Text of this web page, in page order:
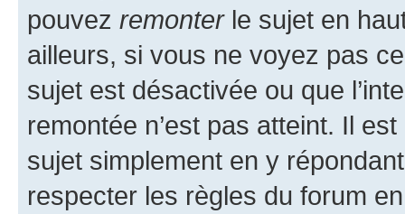
pouvez remonterle sujet en
ailleurs, si vous ne voyez pas
sujet est désactivée ou que
remontée n’est pas atteint. Il
sujet simplement en y
respecter les règles du forum